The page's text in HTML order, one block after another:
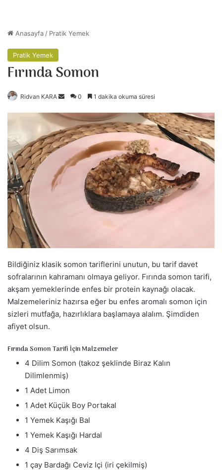
Anasayfa / Pratik Yemek
Pratik Yemek
Fırında Somon
Ridvan KARA
r
e
-
o
e
r
m
e
k
0 1 dakika okuma süresi
Bildiğiniz klasik somon tariflerini unutun, bu tarif davet
sofralarının kahramanı olmaya geliyor. Fırında somon tarifi,
akşam yemeklerinde enfes bir protein kaynağı olacak.
Malzemeleriniz hazırsa eğer bu enfes aromalı somon için
sizleri mutfağa, hazırlıklara başlamaya alalım. Şimdiden
afiyet olsun.
Fırında Somon Tarifi İçin Malzemeler
4 Dilim Somon (takoz şeklinde Biraz Kalın
Dilimlenmiş)
1 Adet Limon
1 Adet Küçük Boy Portakal
1 Yemek Kaşığı Bal
1 Yemek Kaşığı Hardal
4 Diş Sarımsak
1 çay Bardağı Ceviz Içi (iri çekilmiş)